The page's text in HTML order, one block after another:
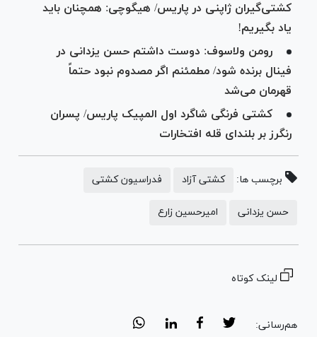
کشتی‌گیران ژاپنی در پاریس/ هیگوچی: همچنان باید
یاد بگیریم!
رومن ولاسوف: دوست داشتم حسن یزدانی در
فینال برنده شود/ مطمئنم اگر مصدوم نبود حتماً
قهرمان می‌شد
کشتی فرنگی شاگرد اول المپیک پاریس/ پسران
رنگرز بر بلندای قله افتخارات
برچسب ها: کشتی آزاد فدراسیون کشتی
حسن یزدانی امیرحسین زارع
لینک کوتاه
هم‌رسانی: